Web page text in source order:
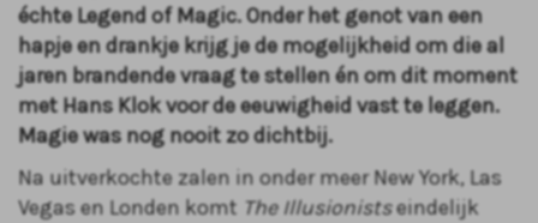
échte Legend of Magic. Onder het genot van een
hapje en drankje krijg je de mogelijkheid om die al
jaren brandende vraag te stellen én om dit moment
met Hans Klok voor de eeuwigheid vast te leggen.
Magie was nog nooit zo dichtbij.
Na uitverkochte zalen in onder meer New York, Las
Vegas en Londen komt The Illusionistseindelijk